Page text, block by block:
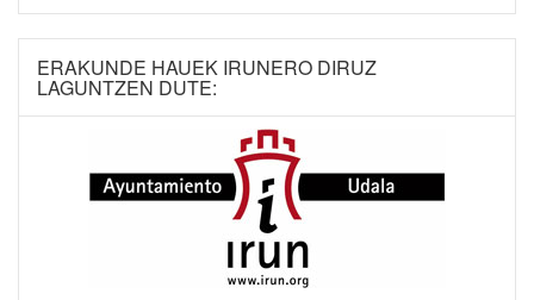
ERAKUNDE HAUEK IRUNERO DIRUZ
LAGUNTZEN DUTE: